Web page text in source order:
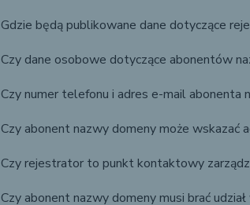
Gdzie będą publikowane dane dotyczące
Czy dane osobowe dotyczące abonentów
Czy numer telefonu i adres e-mail abonenta
Czy abonent nazwy domeny może
Czy rejestrator to punkt kontaktowy
Czy abonent nazwy domeny musi brać